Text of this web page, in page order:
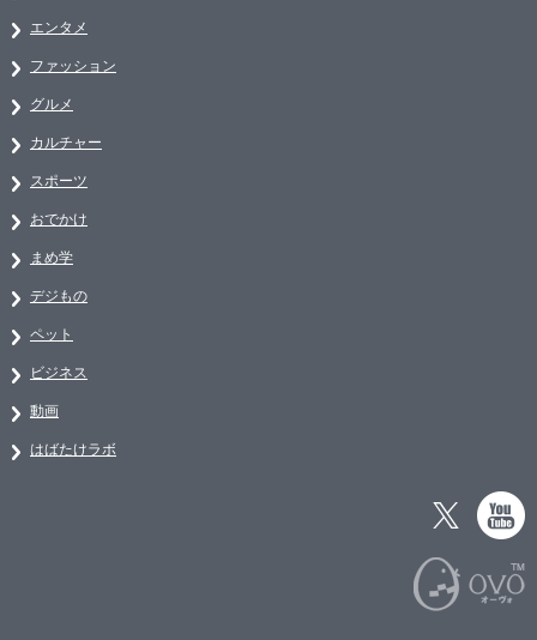
エンタメ
ファッション
グルメ
カルチャー
スポーツ
おでかけ
まめ学
デジもの
ペット
ビジネス
動画
はばたけラボ